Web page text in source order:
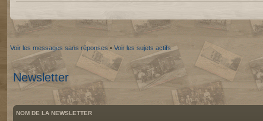
Voir les messages sans réponses • Voir les sujets actifs
Newsletter
NOM DE LA NEWSLETTER